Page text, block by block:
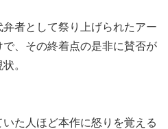
者として祭り上げられたアー
、その終着点の是非に賛否が
。
た人ほど本作に怒りを覚える